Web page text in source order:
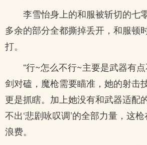
李雪怡身上的和服被斩切的七
多余的部分全都撕掉丢开，和服顿
打。
“行~怎么不行~主要是武器有
剑对磕，魔枪需要瞄准，她的射击
更是抓瞎。加上她没有和武器适配
不出‘悲剧咏叹调’的全部力量，这
浪费。